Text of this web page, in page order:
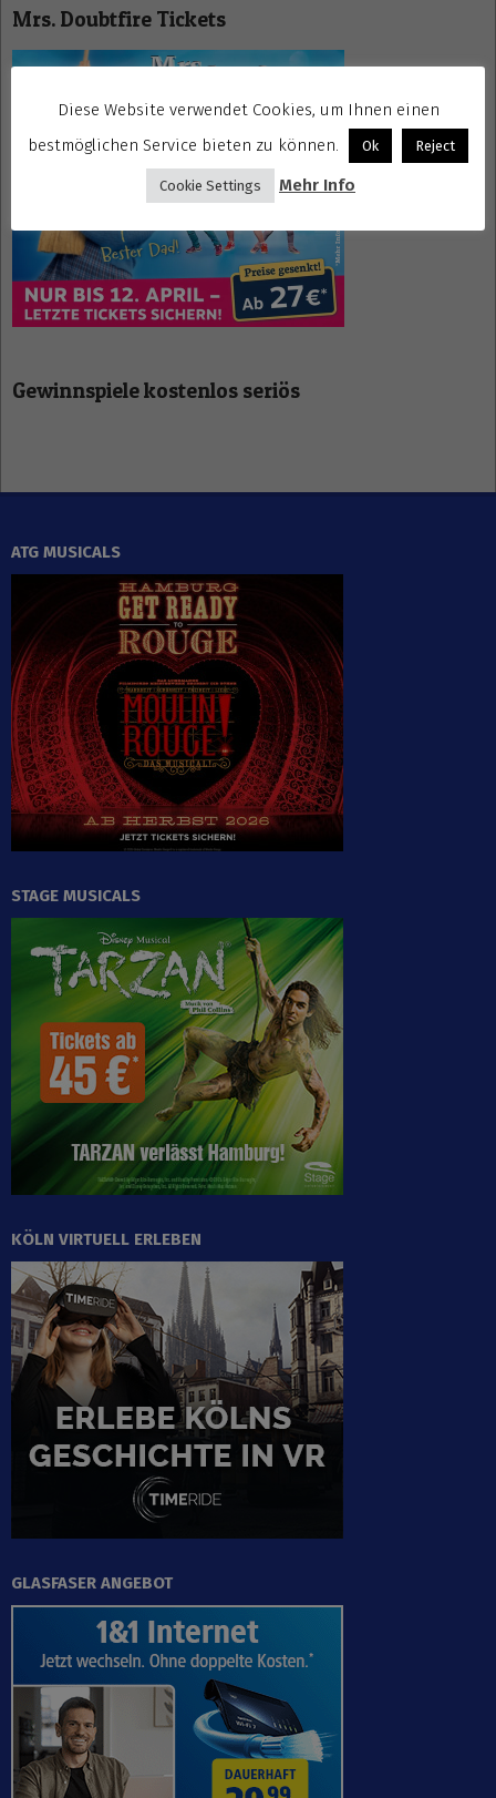
Mrs. Doubtfire Tickets
Gewinnspiele kostenlos seriös
ATG MUSICALS
STAGE MUSICALS
KÖLN VIRTUELL ERLEBEN
GLASFASER ANGEBOT
Diese Website verwendet Cookies, um Ihnen einen
bestmöglichen Service bieten zu können.
Ok Reject
Cookie Settings Mehr Info